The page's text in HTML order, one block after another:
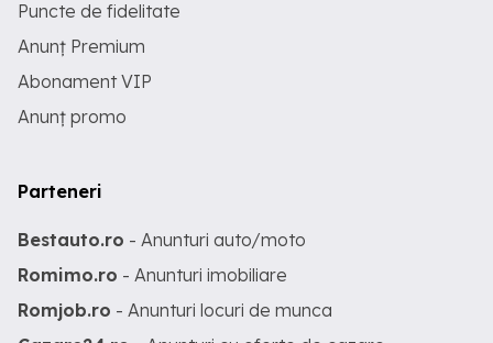
Puncte de fidelitate
Anunț Premium
Abonament VIP
Anunț promo
Parteneri
Bestauto.ro - Anunturi auto/moto
Romimo.ro - Anunturi imobiliare
Romjob.ro - Anunturi locuri de munca